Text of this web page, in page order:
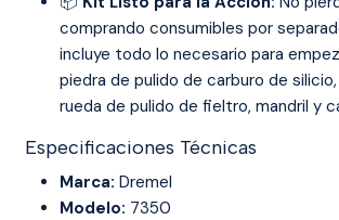
comprando consumibles por
incluye todo lo necesario para
piedra de pulido de carburo de
rueda de pulido de fieltro, mandril y
Especificaciones Técnicas
Marca: Dremel
Modelo: 7350